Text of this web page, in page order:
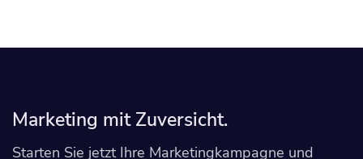
Marketing mit Zuversicht.
Starten Sie jetzt Ihre Marketingkampagne und